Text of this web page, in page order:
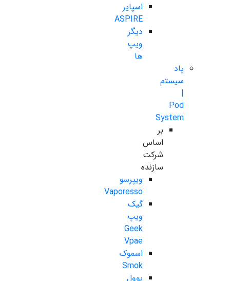
اسپایر
ASPIRE
دیگر
ویپ
ها
پاد
سیستم
|
Pod
System
بر
اساس
شرکت
سازنده
ویپرسو
Vaporesso
گیک
ویپ
Geek
Vpae
اسموک
Smok
یوول